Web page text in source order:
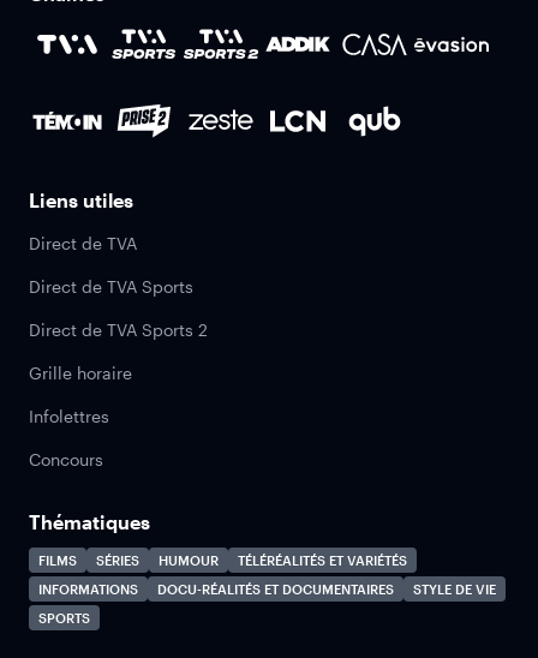
Liens utiles
Direct de TVA
Direct de TVA Sports
Direct de TVA Sports 2
Grille horaire
Infolettres
Concours
Thématiques
FILMS SÉRIES HUMOUR
TÉLÉRÉALITÉS ET VARIÉTÉS
INFORMATIONS
DOCU-RÉALITÉS ET DOCUMENTAIRES
STYLE DE VIE
SPORTS